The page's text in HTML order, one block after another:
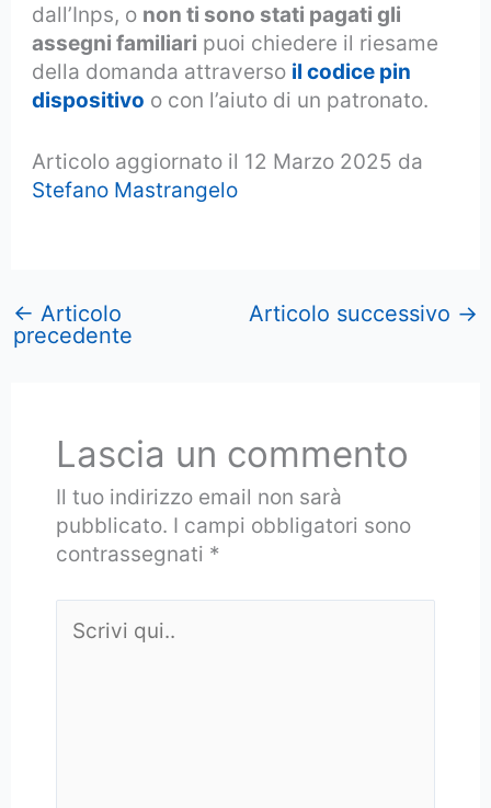
dall’Inps, o non ti sono stati pagati gli
assegni familiari puoi chiedere il riesame
della domanda attraverso il codice pin
dispositivo o con l’aiuto di un patronato.
Articolo aggiornato il 12 Marzo 2025 da
Stefano Mastrangelo
← Articolo
precedente
Articolo successivo →
Lascia un commento
Il tuo indirizzo email non sarà
pubblicato. I campi obbligatori sono
contrassegnati *
qui..